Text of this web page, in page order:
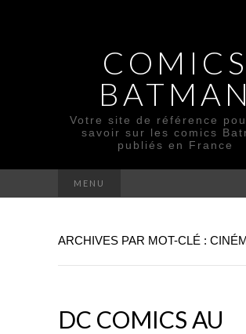
COMICS
BATMAN
Votre site de référence
savoir sur les comics
publiés en France
MENU
ARCHIVES PAR MOT-CLÉ :
DC COMICS AU